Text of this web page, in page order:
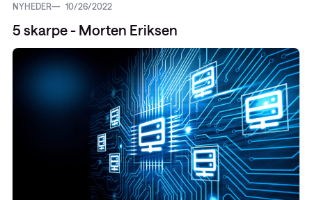
NYHEDER 10/26/2022
5 skarpe - Morten Eriksen